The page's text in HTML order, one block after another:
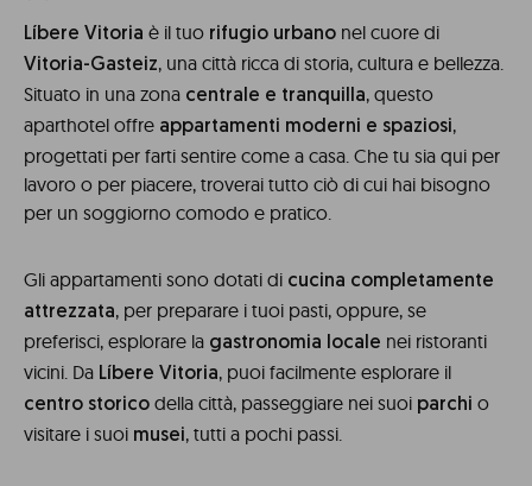
Líbere Vitoria è il tuo rifugio urbano nel cuore di
Vitoria-Gasteiz, una città ricca di storia, cultura e bellezza.
Situato in una zona centrale e tranquilla, questo
aparthotel offre appartamenti moderni e spaziosi,
progettati per farti sentire come a casa. Che tu sia qui per
lavoro o per piacere, troverai tutto ciò di cui hai bisogno
per un soggiorno comodo e pratico.
Gli appartamenti sono dotati di cucina completamente
attrezzata, per preparare i tuoi pasti, oppure, se
preferisci, esplorare la gastronomia locale nei ristoranti
vicini. Da Líbere Vitoria, puoi facilmente esplorare il
centro storico della città, passeggiare nei suoi parchi o
visitare i suoi musei, tutti a pochi passi.